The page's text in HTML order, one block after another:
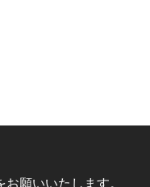
願いいたします。